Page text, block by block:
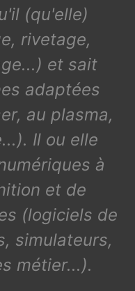
(qu'elle)
rivetage,
et sait
adaptées
au plasma,
Il ou elle
à
et de
(logiciels de
simulateurs,
métier...).